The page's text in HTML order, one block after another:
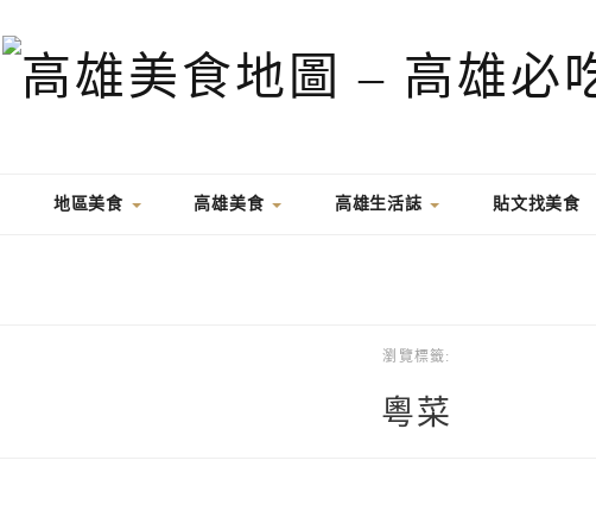
地區美食 高雄美食 高雄生活誌 貼文找美食
瀏覽標籤:
粵菜